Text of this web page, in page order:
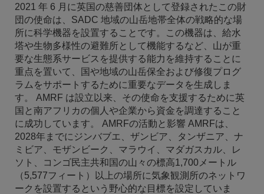
2021 年 6 月に英国の慈善団体として登録されたこの財
団の使命は、SADC 地域の山岳地帯全体の戦略的な場
所に科学機器を設置することです。この機器は、給水
塔や生物多様性の避難所として機能するなど、山が重
要な生態系サービスを提供する能力を維持することに
重点を置いて、国や地域の山岳保全および修復プログ
ラムをサポートするために重要なデータを生成しま
す。 AMRF は設立以来、その使命を支援するために英
国と南アフリカの個人や企業から資金を調達すること
に成功しています。 AMRFの活動と影響 AMRFは、
2028年までにジンバブエ、ザンビア、タンザニア、ナ
ミビア、モザンビーク、マラウイ、マダガスカル、レ
ソト、コンゴ民主共和国の山々の標高1,700メートル
（5,577フィート）以上の場所に気象観測所のネットワ
ークを設置するという野心的な目標を設定していま